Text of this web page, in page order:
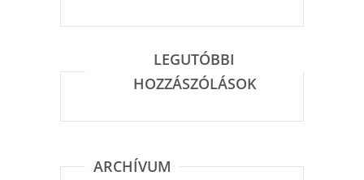
LEGUTÓBBI
HOZZÁSZÓLÁSOK
ARCHÍVUM